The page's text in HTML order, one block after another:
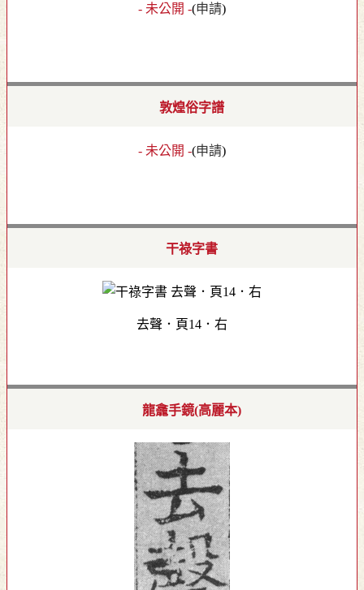
- 未公開 -(申請)
敦煌俗字譜
- 未公開 -(申請)
干祿字書
去聲．頁14．右
龍龕手鏡(高麗本)